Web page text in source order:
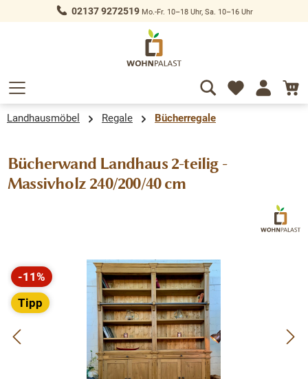
springen 02137 9272519Mo.-Fr. 10–18 Uhr, Sa. 10–16 Uhr
Landhausmöbel Regale Bücherregale
Bücherwand Landhaus 2-teilig -
Massivholz 240/200/40 cm
Bildergalerie überspringen
-11%
Rabatt
Tipp